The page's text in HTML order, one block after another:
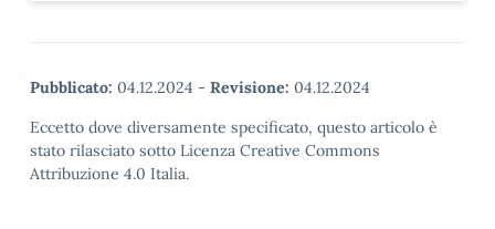
Pubblicato: 04.12.2024 - Revisione: 04.12.2024
Eccetto dove diversamente specificato, questo articolo è
stato rilasciato sotto Licenza Creative Commons
Attribuzione 4.0 Italia.